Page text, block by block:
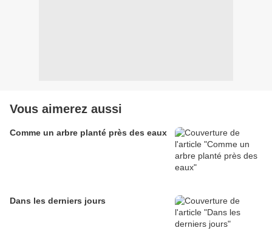
Vous aimerez aussi
Comme un arbre planté près des eaux
Dans les derniers jours